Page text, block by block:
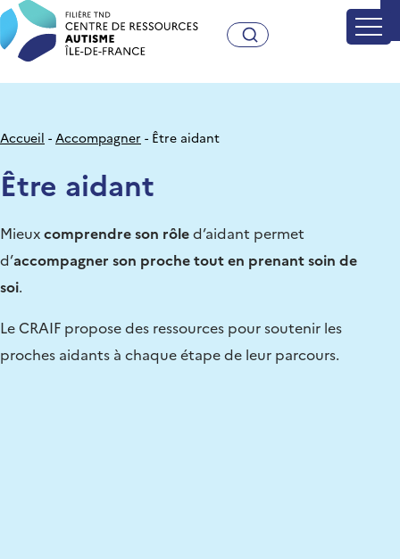
Craif - Centre de
Accueil Accompagner Être aidant
Être aidant
Mieuxcomprendre son rôled’aidant permet
d’accompagner son proche tout en prenant soin de
soi.
Le CRAIF propose des ressources pour soutenir les
proches aidants à chaque étape de leur parcours.